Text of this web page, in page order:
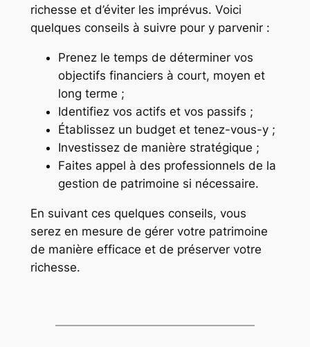
richesse et d’éviter les imprévus. Voici
quelques conseils à suivre pour y parvenir :
Prenez le temps de déterminer vos
objectifs financiers à court, moyen et
long terme ;
Identifiez vos actifs et vos passifs ;
Établissez un budget et tenez-vous-y ;
Investissez de manière stratégique ;
Faites appel à des professionnels de la
gestion de patrimoine si nécessaire.
En suivant ces quelques conseils, vous
serez en mesure de gérer votre patrimoine
de manière efficace et de préserver votre
richesse.